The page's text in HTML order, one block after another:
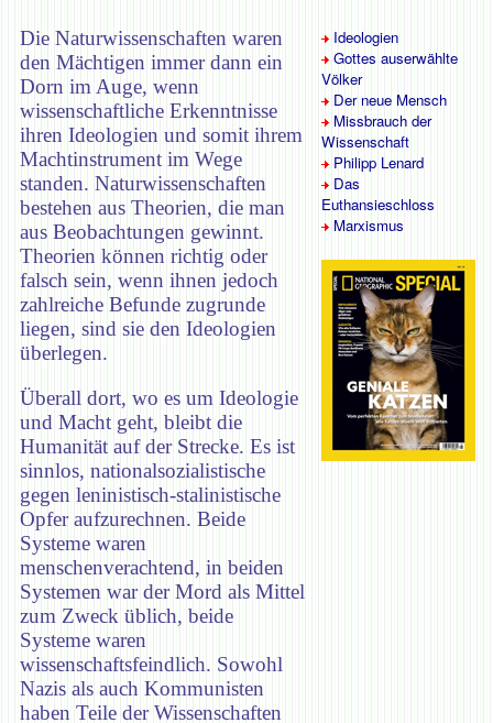
Die Naturwissenschaften waren
den Mächtigen immer dann ein
Dorn im Auge, wenn
wissenschaftliche Erkenntnisse
ihren Ideologien und somit ihrem
Machtinstrument im Wege
standen. Naturwissenschaften
bestehen aus Theorien, die man
aus Beobachtungen gewinnt.
Theorien können richtig oder
falsch sein, wenn ihnen jedoch
zahlreiche Befunde zugrunde
liegen, sind sie den Ideologien
überlegen.
Überall dort, wo es um Ideologie
und Macht geht, bleibt die
Humanität auf der Strecke. Es ist
sinnlos, nationalsozialistische
gegen leninistisch-stalinistische
Opfer aufzurechnen. Beide
Systeme waren
menschenverachtend, in beiden
Systemen war der Mord als Mittel
zum Zweck üblich, beide
Systeme waren
wissenschaftsfeindlich. Sowohl
Nazis als auch Kommunisten
haben Teile der Wissenschaften
Ideologien
Gottes auserwählte
Völker
Der neue Mensch
Missbrauch der
Wissenschaft
Philipp Lenard
Das
Euthansieschloss
Marxismus